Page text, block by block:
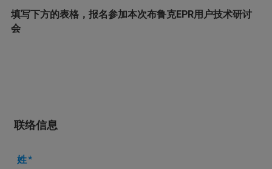
填写下方的表格，报名参加本次布鲁克EPR用户技术研讨
会
联络信息
姓